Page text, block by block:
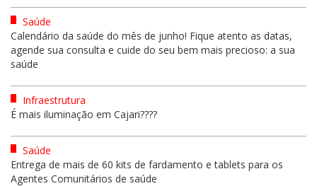
Saúde
Calendário da saúde do mês de junho! Fique atento as datas,
agende sua consulta e cuide do seu bem mais precioso: a sua
saúde
Infraestrutura
É mais iluminação em Cajari????
Saúde
Entrega de mais de 60 kits de fardamento e tablets para os
Agentes Comunitários de saúde